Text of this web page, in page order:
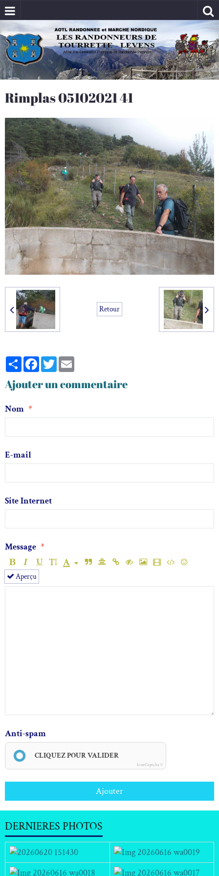
Rimplas 05102021 41
Retour
PartagerFacebook
Twitter
Ajouter un commentaire
Nom
E-mail
Site Internet
Message
Aperçu
Anti-spam
CLIQUEZ POUR VALIDER
IconCaptcha ©
Ajouter
DERNIERES PHOTOS